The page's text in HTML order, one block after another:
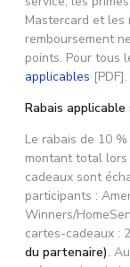
Mastercard et les
remboursement
points. Pour tous
applicables [PDF].
Rabais
Le rabais de 10
montant total lors
cadeaux sont
participants :
Winners/
cartes-cadeaux :
du partenaire).